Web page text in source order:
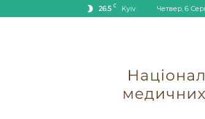
26.5 C Kyiv Четвер, 6